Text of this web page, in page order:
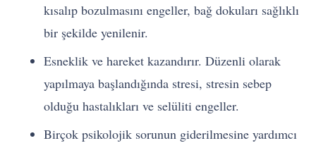
kısalıp bozulmasını engeller, bağ dokuları sağlıklı
bir şekilde yenilenir.
Esneklik ve hareket kazandırır. Düzenli olarak
yapılmaya başlandığında stresi, stresin sebep
olduğu hastalıkları ve selüliti engeller.
Birçok psikolojik sorunun giderilmesine yardımcı